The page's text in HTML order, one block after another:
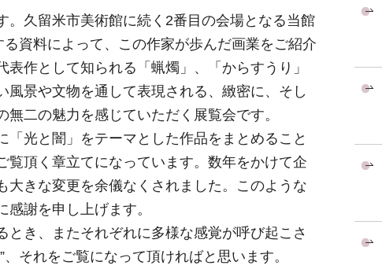
久留米市美術館に続く2番目の会場となる当館
資料によって、この作家が歩んだ画業をご紹介
作として知られる「蝋燭」、「からすうり」
景や文物を通して表現される、緻密に、そし
二の魅力を感じていただく展覧会です。
光と闇」をテーマとした作品をまとめること
頂く章立てになっています。数年をかけて企
きな変更を余儀なくされました。このような
謝を申し上げます。
き、またそれぞれに多様な感覚が呼び起こさ
それをご覧になって頂ければと思います。